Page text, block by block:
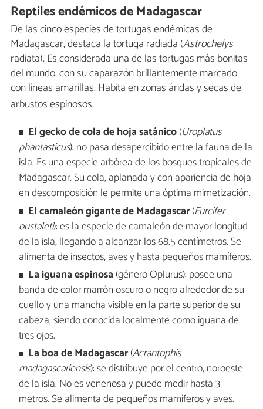
Reptiles endémicos de Madagascar
De las cinco especies de tortugas endémicas de
Madagascar, destaca la tortuga radiada (Astrochelys
radiata). Es considerada una de las tortugas más bonitas
del mundo, con su caparazón brillantemente marcado
con líneas amarillas. Habita en zonas áridas y secas de
arbustos espinosos.
El gecko de cola de hoja satánico(Uroplatus
phantasticus): no pasa desapercibido entre la fauna de la
isla. Es una especie arbórea de los bosques tropicales de
Madagascar. Su cola, aplanada y con apariencia de hoja
en descomposición le permite una óptima mimetización.
El camaleón gigante de Madagascar(Furcifer
oustaleti): es la especie de camaleón de mayor longitud
de la isla, llegando a alcanzar los 68.5 centímetros. Se
alimenta de insectos, aves y hasta pequeños mamíferos.
La iguana espinosa (género Oplurus): posee una
banda de color marrón oscuro o negro alrededor de su
cuello y una mancha visible en la parte superior de su
cabeza, siendo conocida localmente como iguana de
tres ojos.
La boa de Madagascar(Acrantophis
madagascariensis): se distribuye por el centro, noroeste
de la isla. No es venenosa y puede medir hasta 3
metros. Se alimenta de pequeños mamíferos y aves.